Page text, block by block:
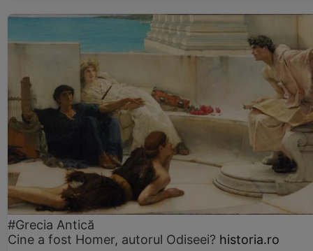
#Grecia Antică
Cine a fost Homer, autorul Odiseei? historia.ro